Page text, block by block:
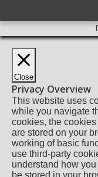
Close
Privacy Overview
This website uses
while you navigate
cookies, the
are stored on your
working of basic
use third-party
understand how
be stored in your